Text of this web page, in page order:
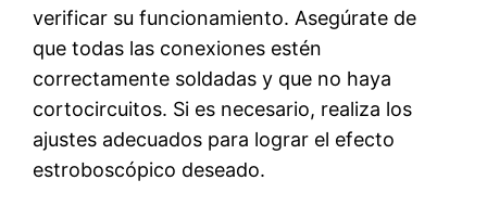
verificar su funcionamiento. Asegúrate de
que todas las conexiones estén
correctamente soldadas y que no haya
cortocircuitos. Si es necesario, realiza los
ajustes adecuados para lograr el efecto
estroboscópico deseado.